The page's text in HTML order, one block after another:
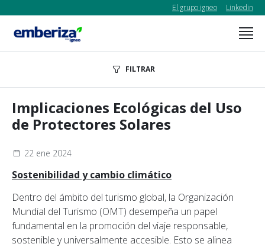
El grupo igneo Linkedin
FILTRAR
Implicaciones Ecológicas del Uso
de Protectores Solares
22 ene 2024
Sostenibilidad y cambio climático
Dentro del ámbito del turismo global, la Organización
Mundial del Turismo (OMT) desempeña un papel
fundamental en la promoción del viaje responsable,
sostenible y universalmente accesible. Esto se alinea